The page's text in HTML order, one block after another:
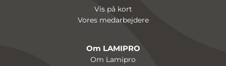
Vis på kort
Vores medarbejdere
Om LAMIPRO
Om Lamipro